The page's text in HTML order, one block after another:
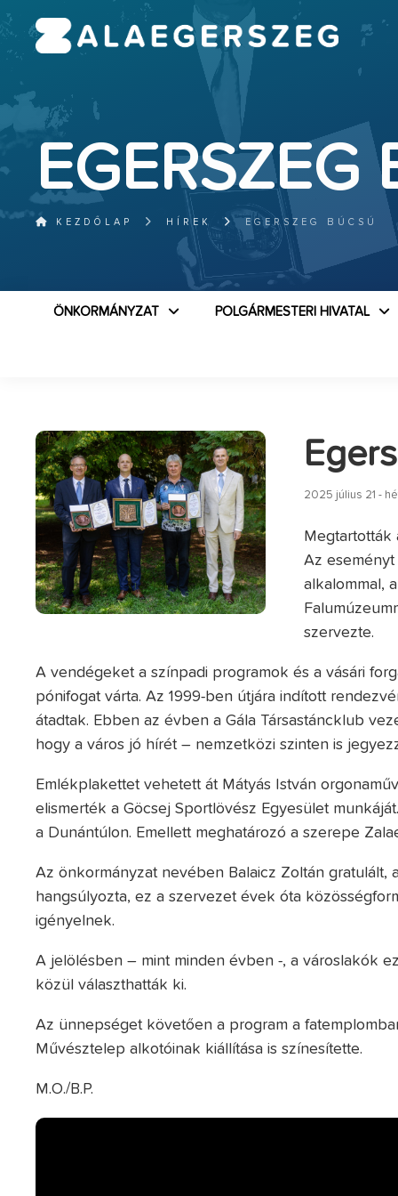
EGERSZEG
KEZDŐLAP HÍREK EGERSZEG BÚCSÚ
ÖNKORMÁNYZAT POLGÁRMESTERI HIVATAL
2025 július 21 -
Megtartották
Az eseményt
alkalommal,
szervezte.
A vendégeket a színpadi programok és a vásári
pónifogat várta. Az 1999-ben útjára indított
átadtak. Ebben az évben a Gála Társastáncklub
hogy a város jó hírét – nemzetközi szinten is
Emlékplakettet vehetett át Mátyás István
elismerték a Göcsej Sportlövész Egyesület
a Dunántúlon. Emellett meghatározó a szerepe
Az önkormányzat nevében Balaicz Zoltán gratulált,
hangsúlyozta, ez a szervezet évek óta
igényelnek.
A jelölésben – mint minden évben -, a városlakók
közül választhatták ki.
Az ünnepséget követően a program a
Művésztelep alkotóinak kiállítása is színesítette.
M.O./B.P.